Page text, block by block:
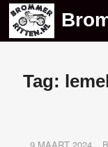
Skip
content
Tag: